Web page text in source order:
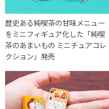
歴史ある純喫茶の甘味メニュー
をミニフィギュア化した「純喫
茶のあまいもの ミニチュアコレ
クション」発売